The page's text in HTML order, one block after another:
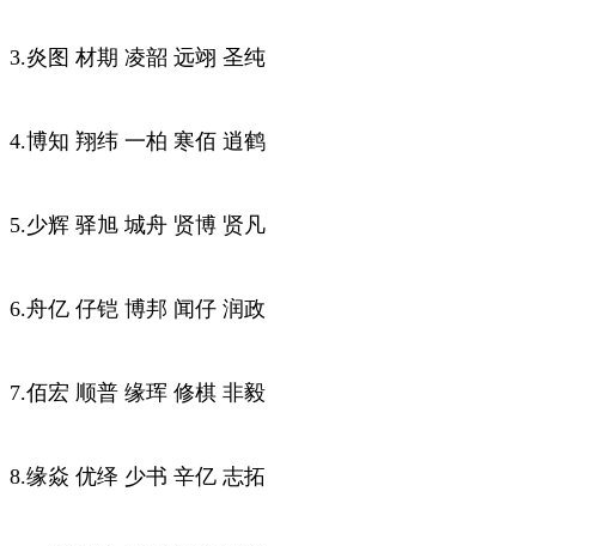
3.炎图 材期 凌韶 远翊 圣纯
4.博知 翔纬 一柏 寒佰 逍鹤
5.少辉 驿旭 城舟 贤博 贤凡
6.舟亿 仔铠 博邦 闻仔 润政
7.佰宏 顺普 缘珲 修棋 非毅
8.缘焱 优绎 少书 辛亿 志拓